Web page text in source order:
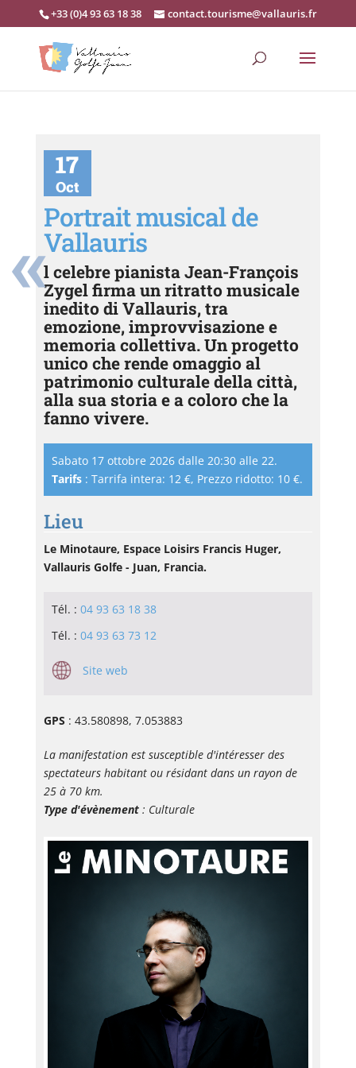
+33 (0)4 93 63 18 38 contact.tourisme@vallauris.fr
17
Oct
Portrait musical de
Vallauris
l celebre pianista Jean-François
Zygel firma un ritratto musicale
inedito di Vallauris, tra
emozione, improvvisazione e
memoria collettiva. Un progetto
unico che rende omaggio al
patrimonio culturale della città,
alla sua storia e a coloro che la
fanno vivere.
Sabato 17 ottobre 2026 dalle 20:30 alle 22.
Tarifs: Tarrifa intera: 12 €, Prezzo ridotto: 10 €.
Lieu
Le Minotaure, Espace Loisirs Francis Huger,
Vallauris Golfe - Juan, Francia.
Tél. : 04 93 63 18 38
Tél. : 04 93 63 73 12
Site web
GPS : 43.580898, 7.053883
La manifestation est susceptible d'intéresser des
spectateurs habitant ou résidant dans un rayon de
25 à 70 km.
Type d'évènement: Culturale